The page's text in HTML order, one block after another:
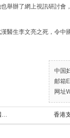
舉辦了網上視訊研討會
醫生李文亮之死，令中
中国
邮箱
网址
美國會醞釀立法限制美企和個人投資有中國軍方背景的企業 香港